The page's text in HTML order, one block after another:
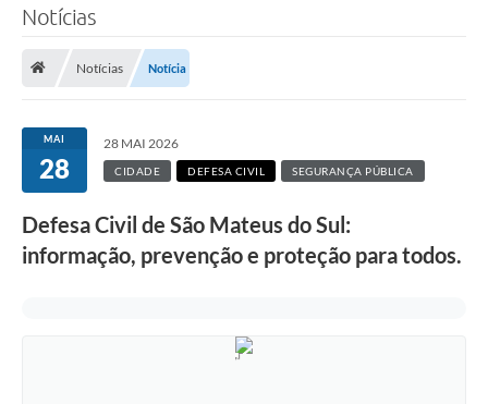
Transparência
Secretarias
Ouvidoria
Notícias
Notícias Notícia
MAI
28
28 MAI 2026
CIDADE DEFESA CIVIL SEGURANÇA PÚBLICA
Defesa Civil de São Mateus do Sul:
informação, prevenção e proteção para todos.